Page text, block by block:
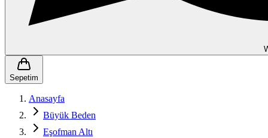
Sepetim
Anasayfa
Büyük Beden
Eşofman Altı